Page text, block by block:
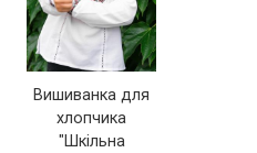
Вишиванка для
хлопчика
"Шкільна